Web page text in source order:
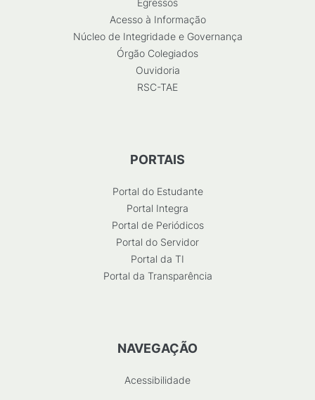
Egressos
Acesso à Informação
Núcleo de Integridade e Governança
Órgão Colegiados
Ouvidoria
RSC-TAE
PORTAIS
Portal do Estudante
Portal Integra
Portal de Periódicos
Portal do Servidor
Portal da TI
Portal da Transparência
NAVEGAÇÃO
Acessibilidade